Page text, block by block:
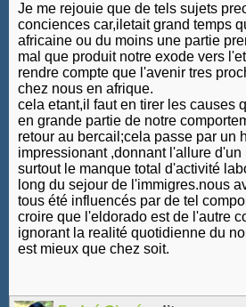
Je me rejouie que de tels sujets
conciences car,iletait grand temps
africaine ou du moins une partie
mal que produit notre exode vers
rendre compte que l'avenir tres
chez nous en afrique.
cela etant,il faut en tirer les causes
en grande partie de notre
retour au bercail;cela passe par un
impressionant ,donnant l'allure
surtout le manque total d'activité
long du sejour de l'immigres.nous
tous été influencés par de tel
croire que l'eldorado est de l'autre
ignorant la realité quotidienne du
est mieux que chez soit.